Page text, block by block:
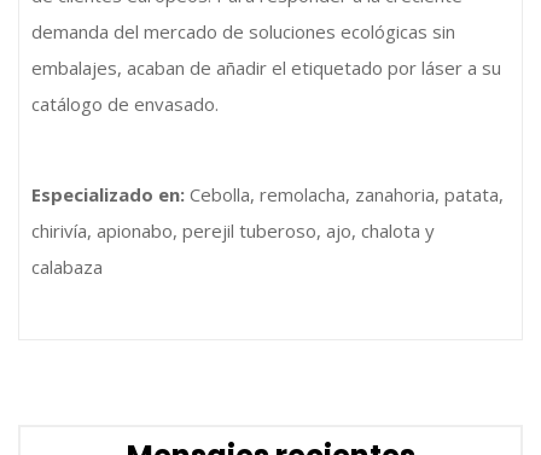
demanda del mercado de soluciones ecológicas sin
embalajes, acaban de añadir el etiquetado por láser a su
catálogo de envasado.
Especializado en: Cebolla, remolacha, zanahoria, patata,
chirivía, apionabo, perejil tuberoso, ajo, chalota y
calabaza